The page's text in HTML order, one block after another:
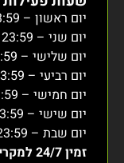
יום ראשון – 23:59 – 06:00
יום שני – 23:59 – 06:00
יום שלישי – 23:59 – 06:00
יום רביעי – 23:59 – 06:00
יום חמישי – 23:59 – 06:00
יום שישי – 23:59 – 06:00
יום שבת – 23:59 – 06:00
זמין 24/7 למקרי חירום!